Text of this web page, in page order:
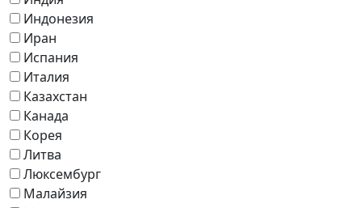
Индонезия
Иран
Испания
Италия
Казахстан
Канада
Корея
Литва
Люксембург
Малайзия